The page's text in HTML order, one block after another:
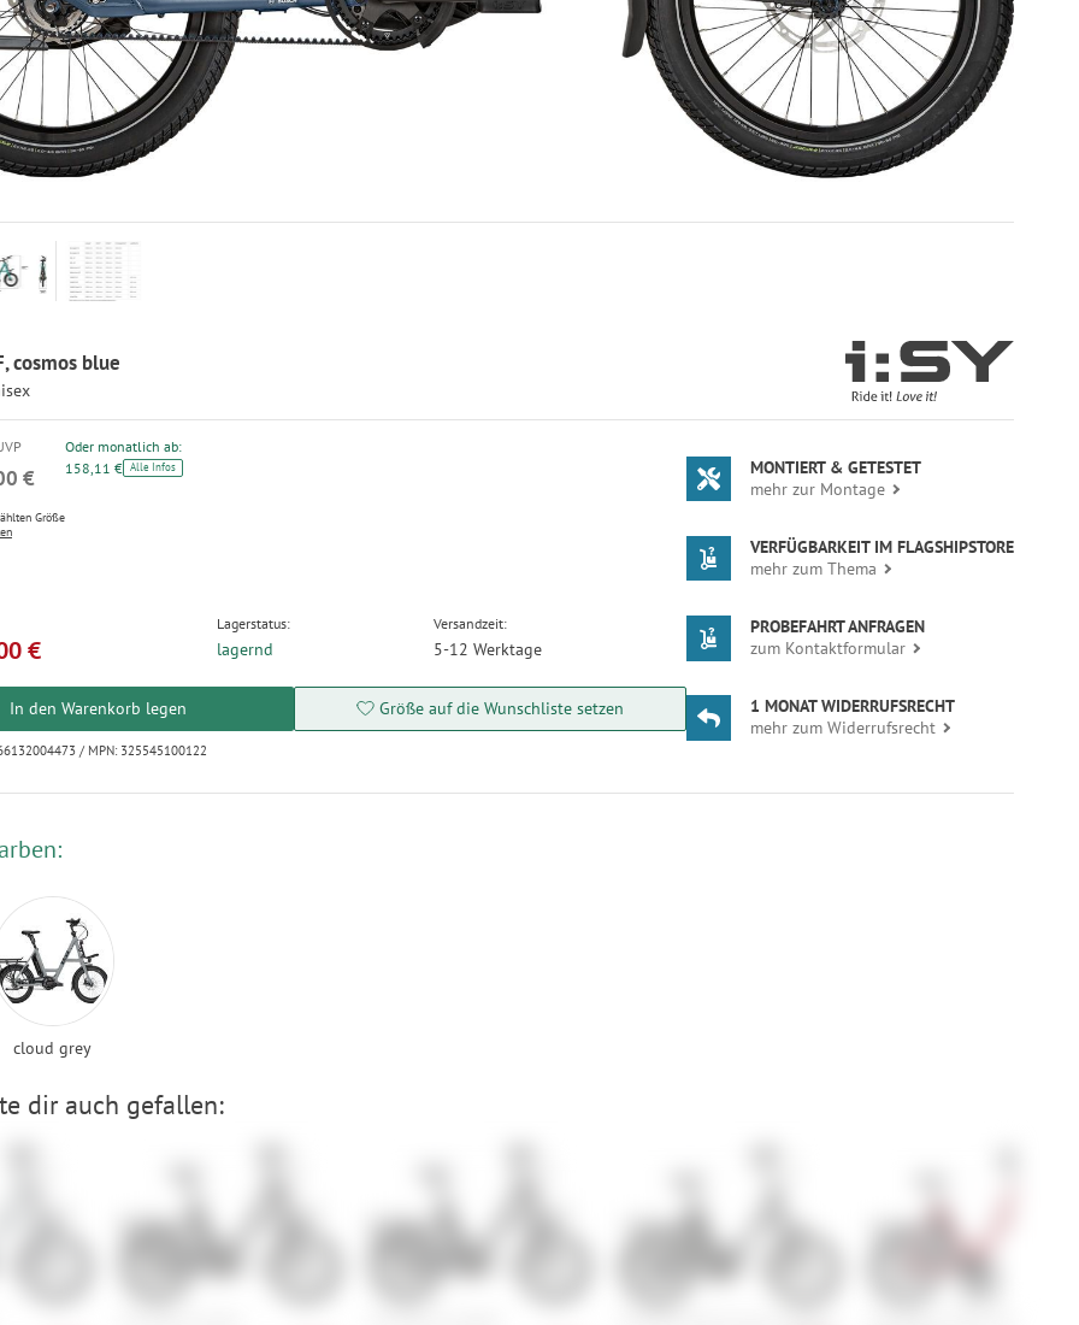
cosmos blue
€
Größe
Oder monatlich ab:
158,11 € Alle Infos
€
Lagerstatus:
lagernd
Versandzeit:
5-12 Werktage
In den Warenkorb legen Größe auf die Wunschliste setzen
/ MPN: 325545100122
MONTIERT & GETESTET
mehr zur Montage
VERFÜGBARKEIT IM FLAGSHIPSTORE
mehr zum Thema
PROBEFAHRT ANFRAGEN
zum Kontaktformular
1 MONAT WIDERRUFSRECHT
mehr zum Widerrufsrecht
cloud grey
dir auch gefallen: